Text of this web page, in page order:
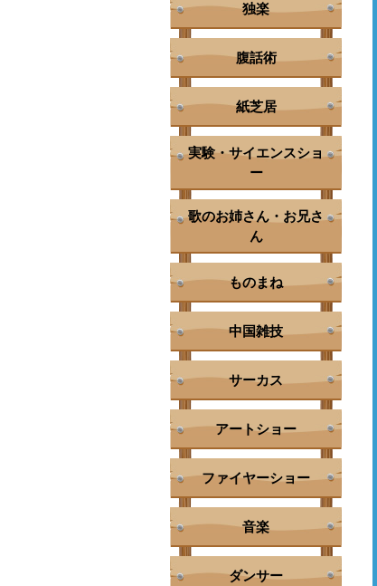
独楽
腹話術
紙芝居
実験・サイエンスショ
ー
歌のお姉さん・お兄さ
ん
ものまね
中国雑技
サーカス
アートショー
ファイヤーショー
音楽
ダンサー